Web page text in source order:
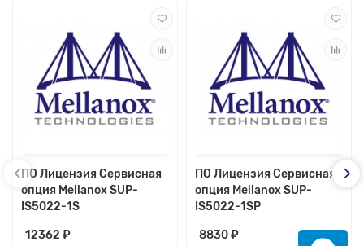
ПО Лицензия Сервисная
опция Mellanox SUP-
IS5022-1S
12362 ₽
ПО Лицензия Сервисная
опция Mellanox SUP-
IS5022-1SP
8830 ₽